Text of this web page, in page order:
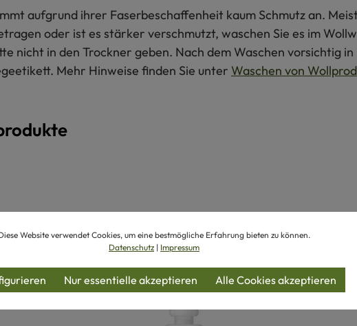
aufgrund ihrer Faserbeschaffenheit kaum Schmutz an.
oder ist es stärker verschmutzt, waschen Sie es im
nicht in den Trockner geben. Nach dem Waschen vorsichtig
Mehr Hinweise finden Sie unter Waschen von
Website verwendet Cookies, um eine bestmögliche Erfahrung bieten zu können.
Datenschutz | Impressum
Nur essentielle akzeptieren Alle Cookies akzeptieren